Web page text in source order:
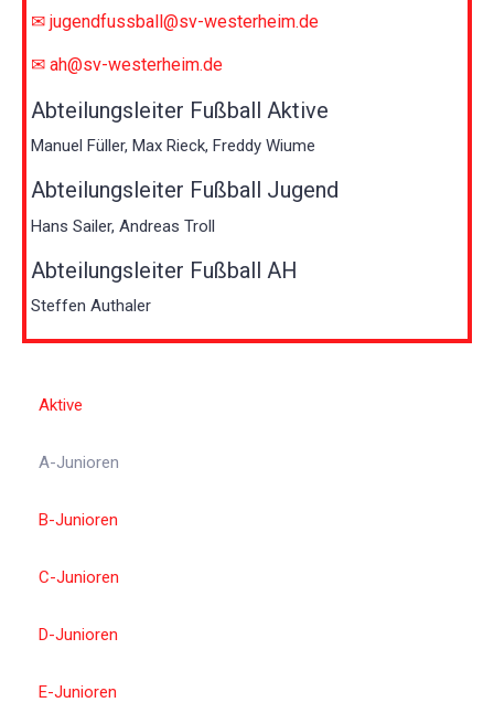
✉ jugendfussball@sv-westerheim.de
✉ ah@sv-westerheim.de
Abteilungsleiter Fußball Aktive
Manuel Füller, Max Rieck, Freddy Wiume
Abteilungsleiter Fußball Jugend
Hans Sailer, Andreas Troll
Abteilungsleiter Fußball AH
Steffen Authaler
Aktive
A-Junioren
B-Junioren
C-Junioren
D-Junioren
E-Junioren